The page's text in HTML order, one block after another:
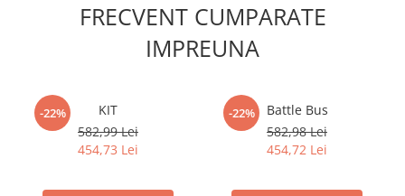
KPop Demon Hunters
Retro Arcade – Jocuri, Console si
Accesorii Clasice
FRECVENT CUMPARATE
IMPREUNA
-22%
KIT
582,99 Lei
454,73 Lei
-22%
Battle Bus
582,98 Lei
454,72 Lei